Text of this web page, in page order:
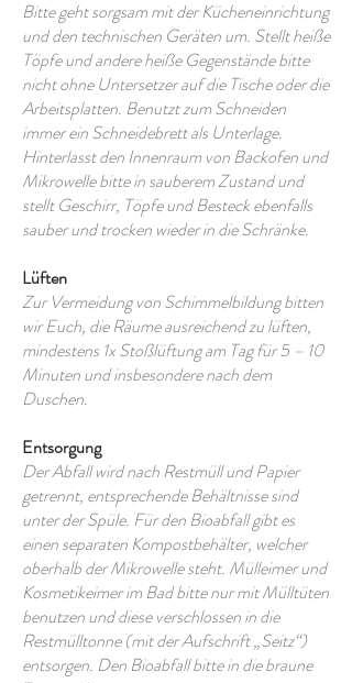
Bitte geht sorgsam mit der Kücheneinrichtung
und den technischen Geräten um. Stellt heiße
Töpfe und andere heiße Gegenstände bitte
nicht ohne Untersetzer auf die Tische oder die
Arbeitsplatten. Benutzt zum Schneiden
immer ein Schneidebrett als Unterlage.
Hinterlasst den Innenraum von Backofen und
Mikrowelle bitte in sauberem Zustand und
stellt Geschirr, Töpfe und Besteck ebenfalls
sauber und trocken wieder in die Schränke.
Lüften
Zur Vermeidung von Schimmelbildung bitten
wir Euch, die Räume ausreichend zu lüften,
mindestens 1x Stoßlüftung am Tag für 5 – 10
Minuten und insbesondere nach dem
Duschen.
Entsorgung
Der Abfall wird nach Restmüll und Papier
getrennt, entsprechende Behältnisse sind
unter der Spüle. Für den Bioabfall gibt es
einen separaten Kompostbehälter, welcher
oberhalb der Mikrowelle steht. Mülleimer und
Kosmetikeimer im Bad bitte nur mit Mülltüten
benutzen und diese verschlossen in die
Restmülltonne (mit der Aufschrift „Seitz“)
entsorgen. Den Bioabfall bitte in die braune